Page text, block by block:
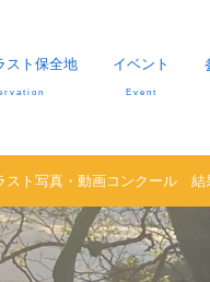
スト保全地 イベント
Event
スト写真・動画コンクール 結